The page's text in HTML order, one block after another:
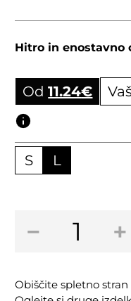
Hitro in enostavno
Od11.24€
S L
−
čelada
Plus
Granite
+
Obiščite spletno stran